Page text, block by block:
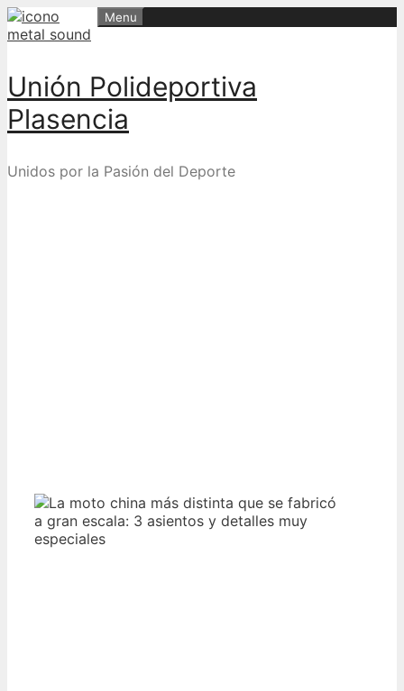
Skip
to
Unión Polideportiva
Plasencia
Unidos por la Pasión del Deporte
Menu